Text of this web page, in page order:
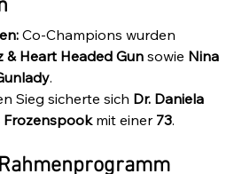
Co-Champions wurden
& Heart Headed Gun sowie Nina
.
Sieg sicherte sich Dr. Daniela
Frozenspook mit einer 73.